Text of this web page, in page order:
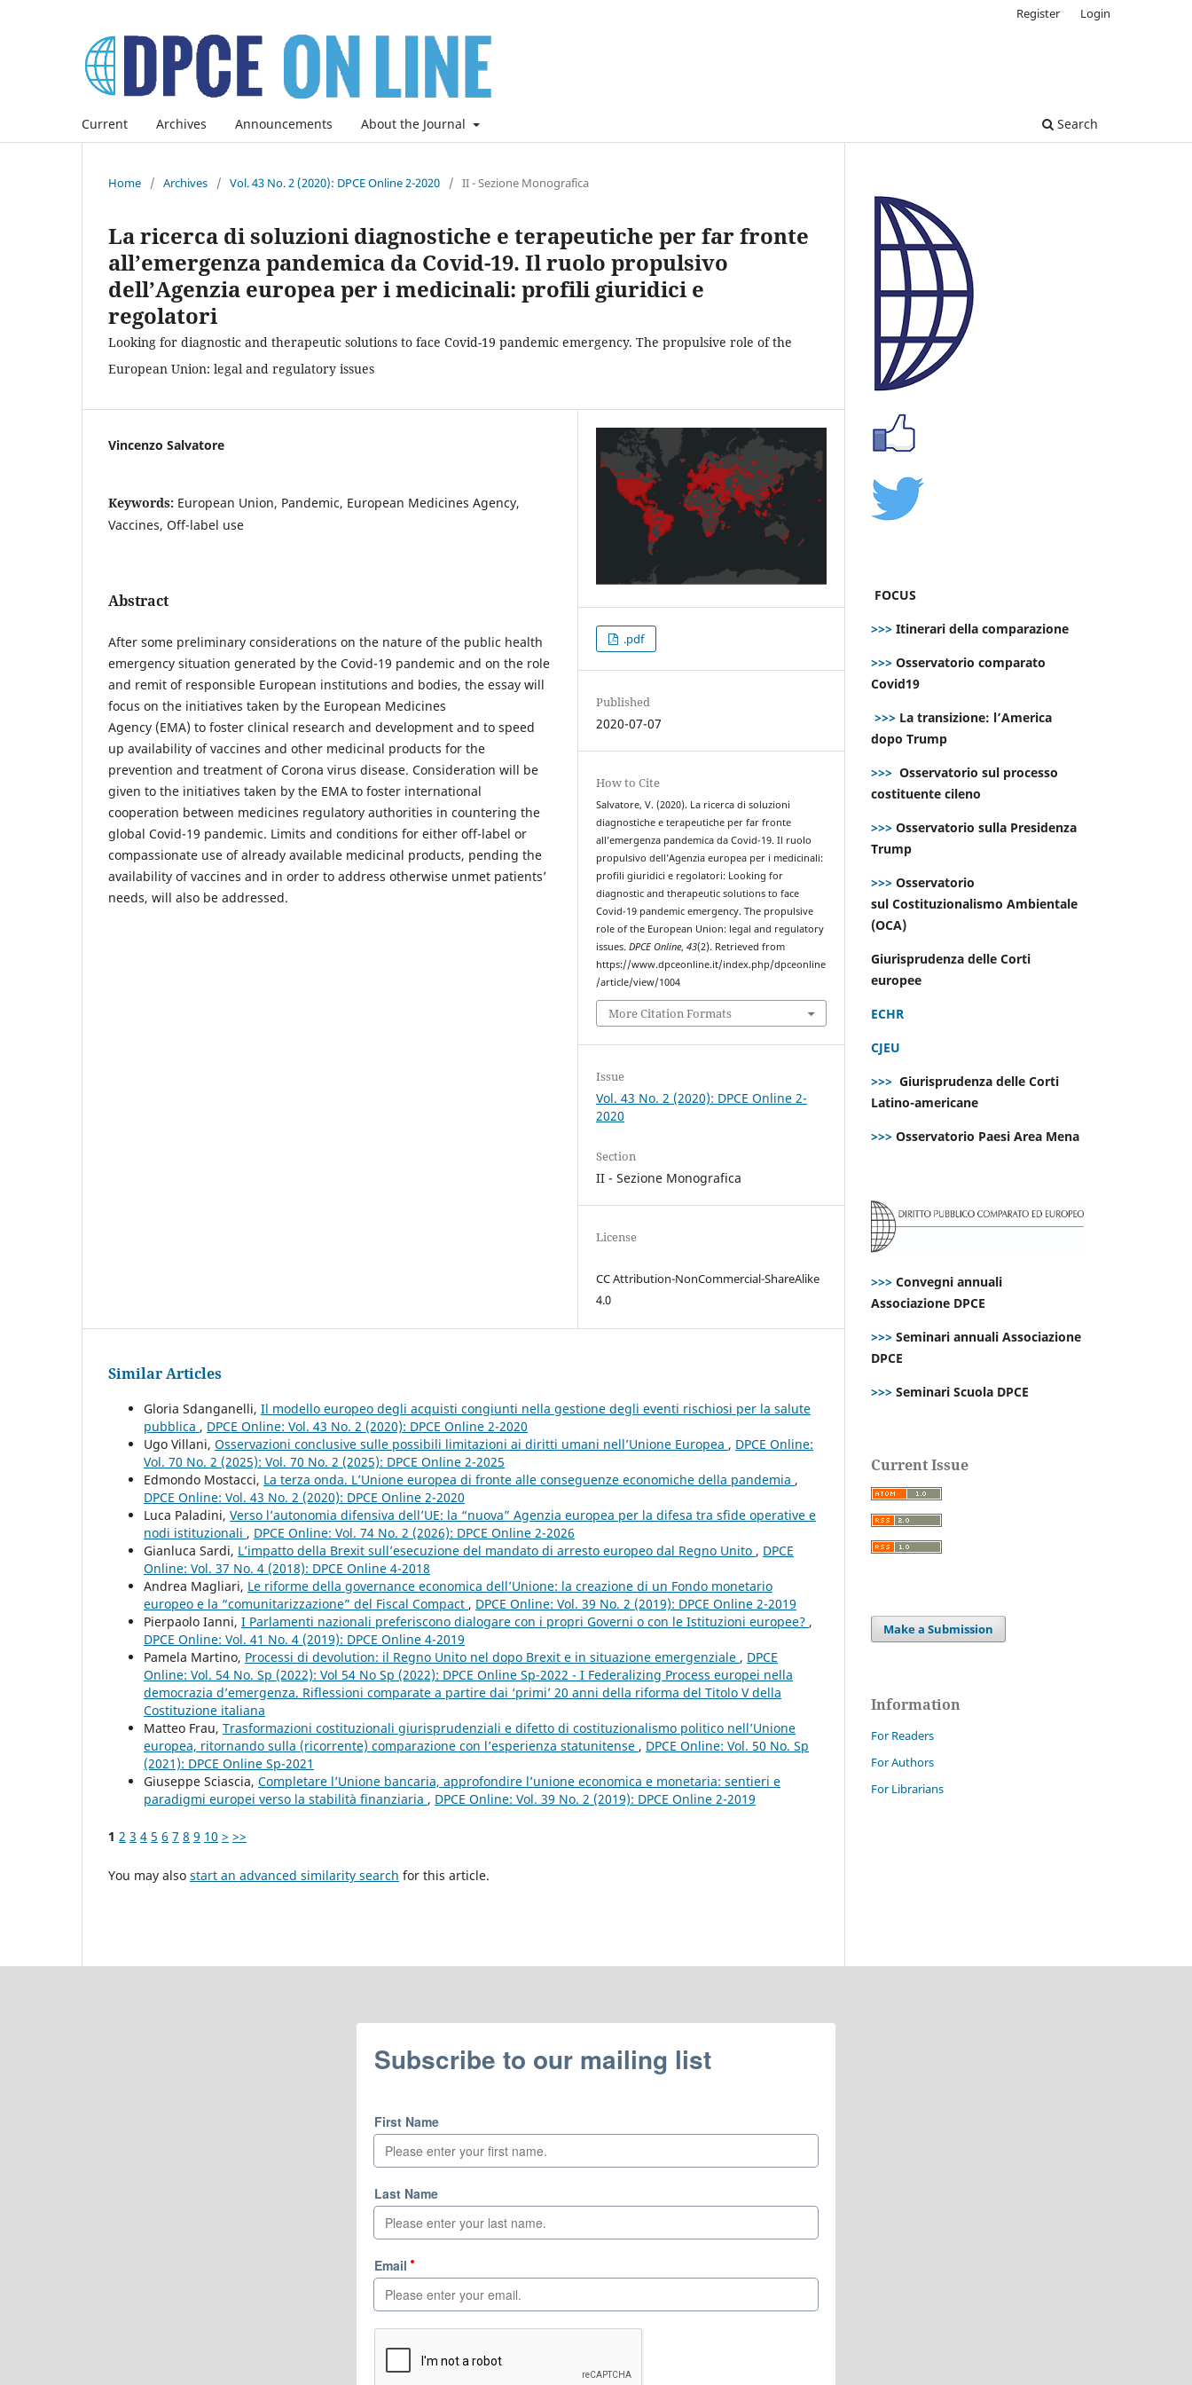
Current Archives Announcements About the Journal Search
Register Login
Home / Archives / Vol. 43 No. 2 (2020): DPCE Online 2-2020 / II - Sezione Monografica
La ricerca di soluzioni diagnostiche e terapeutiche per far fronte
all’emergenza pandemica da Covid-19. Il ruolo propulsivo
dell’Agenzia europea per i medicinali: profili giuridici e
regolatori
Looking for diagnostic and therapeutic solutions to face Covid-19 pandemic emergency. The propulsive role of the
European Union: legal and regulatory issues
Vincenzo Salvatore
Keywords: European Union, Pandemic, European Medicines Agency,
Vaccines, Off-label use
Abstract
After some preliminary considerations on the nature of the public health
emergency situation generated by the Covid-19 pandemic and on the role
and remit of responsible European institutions and bodies, the essay will
focus on the initiatives taken by the European Medicines
Agency (EMA) to foster clinical research and development and to speed
up availability of vaccines and other medicinal products for the
prevention and treatment of Corona virus disease. Consideration will be
given to the initiatives taken by the EMA to foster international
cooperation between medicines regulatory authorities in countering the
global Covid-19 pandemic. Limits and conditions for either off-label or
compassionate use of already available medicinal products, pending the
availability of vaccines and in order to address otherwise unmet patients’
needs, will also be addressed.
.pdf
Published
2020-07-07
How to Cite
Salvatore, V. (2020). La ricerca di soluzioni
diagnostiche e terapeutiche per far fronte
all’emergenza pandemica da Covid-19. Il ruolo
propulsivo dell’Agenzia europea per i medicinali:
profili giuridici e regolatori: Looking for
diagnostic and therapeutic solutions to face
Covid-19 pandemic emergency. The propulsive
role of the European Union: legal and regulatory
issues.DPCE Online,43(2). Retrieved from
https://www.dpceonline.it/index.php/dpceonline
/article/view/1004
More Citation Formats
Issue
Vol. 43 No. 2 (2020): DPCE Online 2-
2020
Section
II - Sezione Monografica
License
CC Attribution-NonCommercial-ShareAlike
4.0
Similar Articles
Gloria Sdanganelli, Il modello europeo degli acquisti congiunti nella gestione degli eventi rischiosi per la salute
pubblica , DPCE Online: Vol. 43 No. 2 (2020): DPCE Online 2-2020
Ugo Villani, Osservazioni conclusive sulle possibili limitazioni ai diritti umani nell’Unione Europea , DPCE Online:
Vol. 70 No. 2 (2025): Vol. 70 No. 2 (2025): DPCE Online 2-2025
Edmondo Mostacci, La terza onda. L’Unione europea di fronte alle conseguenze economiche della pandemia ,
DPCE Online: Vol. 43 No. 2 (2020): DPCE Online 2-2020
Luca Paladini, Verso l’autonomia difensiva dell’UE: la “nuova” Agenzia europea per la difesa tra sfide operative e
nodi istituzionali , DPCE Online: Vol. 74 No. 2 (2026): DPCE Online 2-2026
Gianluca Sardi, L’impatto della Brexit sull’esecuzione del mandato di arresto europeo dal Regno Unito , DPCE
Online: Vol. 37 No. 4 (2018): DPCE Online 4-2018
Andrea Magliari, Le riforme della governance economica dell’Unione: la creazione di un Fondo monetario
europeo e la “comunitarizzazione” del Fiscal Compact , DPCE Online: Vol. 39 No. 2 (2019): DPCE Online 2-2019
Pierpaolo Ianni, I Parlamenti nazionali preferiscono dialogare con i propri Governi o con le Istituzioni europee? ,
DPCE Online: Vol. 41 No. 4 (2019): DPCE Online 4-2019
Pamela Martino, Processi di devolution: il Regno Unito nel dopo Brexit e in situazione emergenziale , DPCE
Online: Vol. 54 No. Sp (2022): Vol 54 No Sp (2022): DPCE Online Sp-2022 - I Federalizing Process europei nella
democrazia d’emergenza. Riflessioni comparate a partire dai ‘primi’ 20 anni della riforma del Titolo V della
Costituzione italiana
Matteo Frau, Trasformazioni costituzionali giurisprudenziali e difetto di costituzionalismo politico nell’Unione
europea, ritornando sulla (ricorrente) comparazione con l’esperienza statunitense , DPCE Online: Vol. 50 No. Sp
(2021): DPCE Online Sp-2021
Giuseppe Sciascia, Completare l’Unione bancaria, approfondire l’unione economica e monetaria: sentieri e
paradigmi europei verso la stabilità finanziaria , DPCE Online: Vol. 39 No. 2 (2019): DPCE Online 2-2019
1 2 3 4 5 6 7 8 9 10 > >>
You may also start an advanced similarity search for this article.
FOCUS
>>> Itinerari della comparazione
>>> Osservatorio comparato
Covid19
>>> La transizione: l’America
dopo Trump
>>> Osservatorio sul processo
costituente cileno
>>> Osservatorio sulla Presidenza
Trump
>>> Osservatorio
sul Costituzionalismo Ambientale
(OCA)
Giurisprudenza delle Corti
europee
ECHR
CJEU
>>> Giurisprudenza delle Corti
Latino-americane
>>> Osservatorio Paesi Area Mena
>>> Convegni annuali
Associazione DPCE
>>> Seminari annuali Associazione
DPCE
>>> Seminari Scuola DPCE
Current Issue
Make a Submission
Information
For Readers
For Authors
For Librarians